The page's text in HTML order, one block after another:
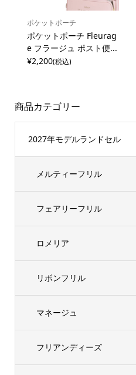
ポケットポーチ
ポケットポーチ Fleurag
e フラージュ ポスト便...
¥2,200(税込)
商品カテゴリー
2027年モデルランドセル
メルティーフリル
フェアリーフリル
ロメリア
リボンフリル
マネージュ
フリアンディーズ